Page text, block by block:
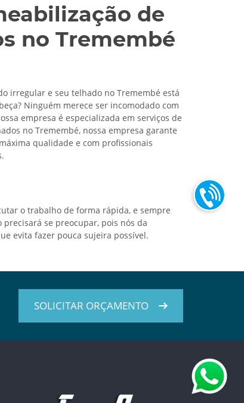
de
no Tremembé
irregular e seu telhado no Tremembé está
Ninguém merece ser incomodado com
empresa é especializada em serviços de
no Tremembé, nossa empresa garante
qualidade e com profissionais
o trabalho de forma rápida, e sempre
se preocupar, pois nós da
evita fazer pouca sujeira possível.
SOLICITAR ORÇAMENTO